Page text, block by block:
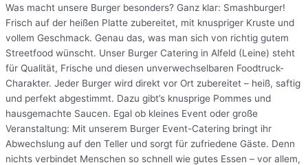
Was macht unsere Burger besonders? Ganz klar: Smashburger!
Frisch auf der heißen Platte zubereitet, mit knuspriger Kruste und
vollem Geschmack. Genau das, was man sich von richtig gutem
Streetfood wünscht. Unser Burger Catering in Alfeld (Leine) steht
für Qualität, Frische und diesen unverwechselbaren Foodtruck-
Charakter. Jeder Burger wird direkt vor Ort zubereitet – heiß, saftig
und perfekt abgestimmt. Dazu gibt’s knusprige Pommes und
hausgemachte Saucen. Egal ob kleines Event oder große
Veranstaltung: Mit unserem Burger Event-Catering bringt ihr
Abwechslung auf den Teller und sorgt für zufriedene Gäste. Denn
nichts verbindet Menschen so schnell wie gutes Essen – vor allem,